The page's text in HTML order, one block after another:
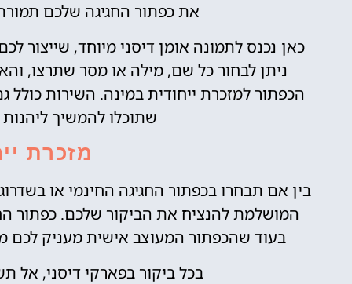
את כפתור החגיגה שלכם תמורת תשלום
כאן נכנס לתמונה אומן דיסני מיוחד, שייצור
ניתן לבחור כל שם, מילה או מסר שתרצו,
הכפתור למזכרת ייחודית במינה. השירות
שתוכלו להמשיך
מזכרת
בין אם תבחרו בכפתור החגיגה החינמי או
המושלמת להנציח את הביקור שלכם. כפתור
בעוד שהכפתור המעוצב אישית מעניק לכם מזכרת
בכל ביקור בפארקי דיסני, אל